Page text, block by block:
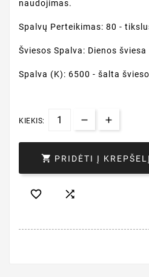
naudojimas.
Spalvų Perteikimas: 80 -
Šviesos Spalva: Dienos šviesa
Spalva (K): 6500 - šalta
KIEKIS:
 PRIDĖTI Į KREPŠELĮ
 